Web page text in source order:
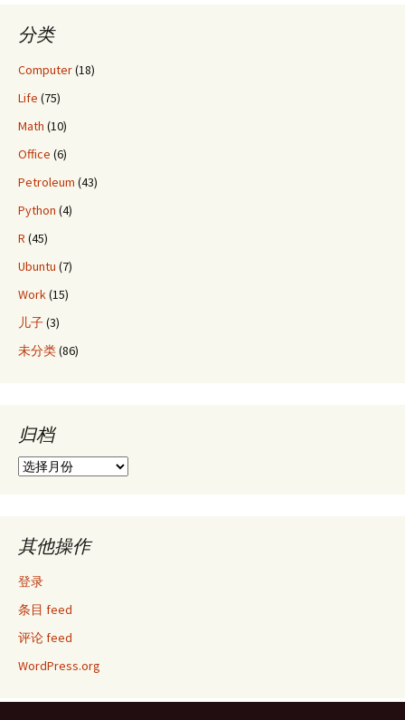
分类
Computer(18)
Life (75)
Math (10)
Office (6)
Petroleum (43)
Python (4)
R (45)
Ubuntu (7)
Work(15)
儿子(3)
未分类(86)
归档
归
其他操作
登录
条目 feed
评论 feed
WordPress.org